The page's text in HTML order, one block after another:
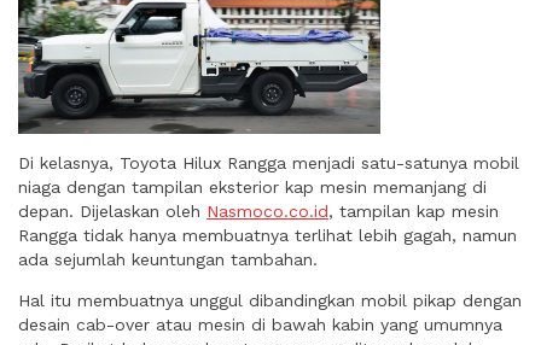
Di kelasnya, Toyota Hilux Rangga menjadi satu-satunya mobil
niaga dengan tampilan eksterior kap mesin memanjang di
depan. Dijelaskan oleh Nasmoco.co.id, tampilan kap mesin
Rangga tidak hanya membuatnya terlihat lebih gagah, namun
ada sejumlah keuntungan tambahan.
Hal itu membuatnya unggul dibandingkan mobil pikap dengan
desain cab-over atau mesin di bawah kabin yang umumnya